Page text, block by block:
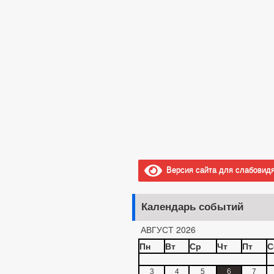
Версия сайта для
Календарь событий
АВГУСТ 2026
Пн
Вт Ср Чт Пт
3
4 5 6 7